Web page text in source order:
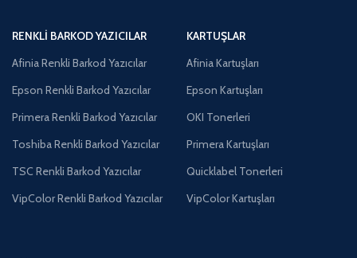
RENKLI BARKOD YAZICILAR
Afinia Renkli Barkod Yazıcılar
Epson Renkli Barkod Yazıcılar
Primera Renkli Barkod Yazıcılar
Toshiba Renkli Barkod Yazıcılar
TSC Renkli Barkod Yazıcılar
VipColor Renkli Barkod Yazıcılar
KARTUŞLAR
Afinia Kartuşları
Epson Kartuşları
OKI Tonerleri
Primera Kartuşları
Quicklabel Tonerleri
VipColor Kartuşları